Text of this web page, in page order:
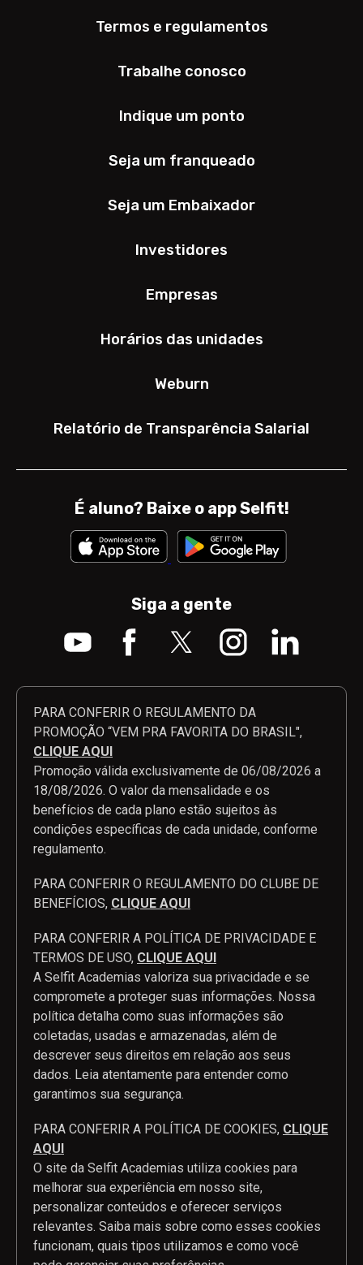
Termos e regulamentos
Trabalhe conosco
Indique um ponto
Seja um franqueado
Seja um Embaixador
Investidores
Empresas
Horários das unidades
Weburn
Relatório de Transparência Salarial
É aluno? Baixe o app Selfit!
Siga a gente
PARA CONFERIR O REGULAMENTO DA
PROMOÇÃO “VEM PRA FAVORITA DO BRASIL",
CLIQUE AQUI
Promoção válida exclusivamente de 06/08/2026 a
18/08/2026. O valor da mensalidade e os
benefícios de cada plano estão sujeitos às
condições específicas de cada unidade, conforme
regulamento.
PARA CONFERIR O REGULAMENTO DO CLUBE DE
BENEFÍCIOS, CLIQUE AQUI
PARA CONFERIR A POLÍTICA DE PRIVACIDADE E
TERMOS DE USO, CLIQUE AQUI
A Selfit Academias valoriza sua privacidade e se
compromete a proteger suas informações. Nossa
política detalha como suas informações são
coletadas, usadas e armazenadas, além de
descrever seus direitos em relação aos seus
dados. Leia atentamente para entender como
garantimos sua segurança.
PARA CONFERIR A POLÍTICA DE COOKIES, CLIQUE
AQUI
O site da Selfit Academias utiliza cookies para
melhorar sua experiência em nosso site,
personalizar conteúdos e oferecer serviços
relevantes. Saiba mais sobre como esses cookies
funcionam, quais tipos utilizamos e como você